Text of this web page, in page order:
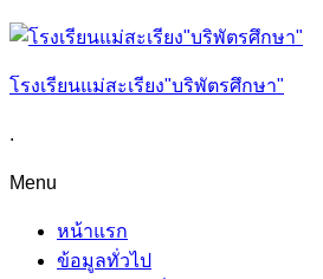
โรงเรียนแม่สะเรียง"บริพัตรศึกษา"
.
Menu
หน้าแรก
ข้อมูลทั่วไป